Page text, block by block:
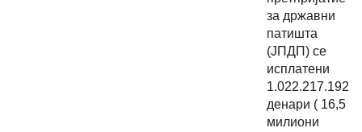
на
на
8 и 10д
за државни
патишта
(ЈПДП) се
исплатени
1.022.217.192
денари ( 16,5
милиони